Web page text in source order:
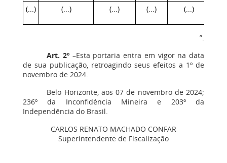
(...) (...) (...) (...) (...)
”.
Art. 2º–Esta portaria entra em vigor na data
de sua publicação, retroagindo seus efeitos a 1º de
novembro de 2024.
Belo Horizonte, aos 07 de novembro de 2024;
236º da Inconfidência Mineira e 203º da
Independência do Brasil.
CARLOS RENATO MACHADO CONFAR
Superintendente de Fiscalização